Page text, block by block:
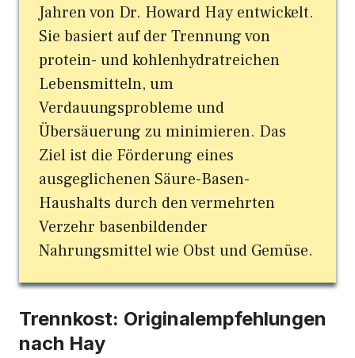
Jahren von Dr. Howard Hay entwickelt.
Sie basiert auf der Trennung von
protein- und kohlenhydratreichen
Lebensmitteln, um
Verdauungsprobleme und
Übersäuerung zu minimieren. Das
Ziel ist die Förderung eines
ausgeglichenen Säure-Basen-
Haushalts durch den vermehrten
Verzehr basenbildender
Nahrungsmittel wie Obst und Gemüse.
Trennkost: Originalempfehlungen
nach Hay